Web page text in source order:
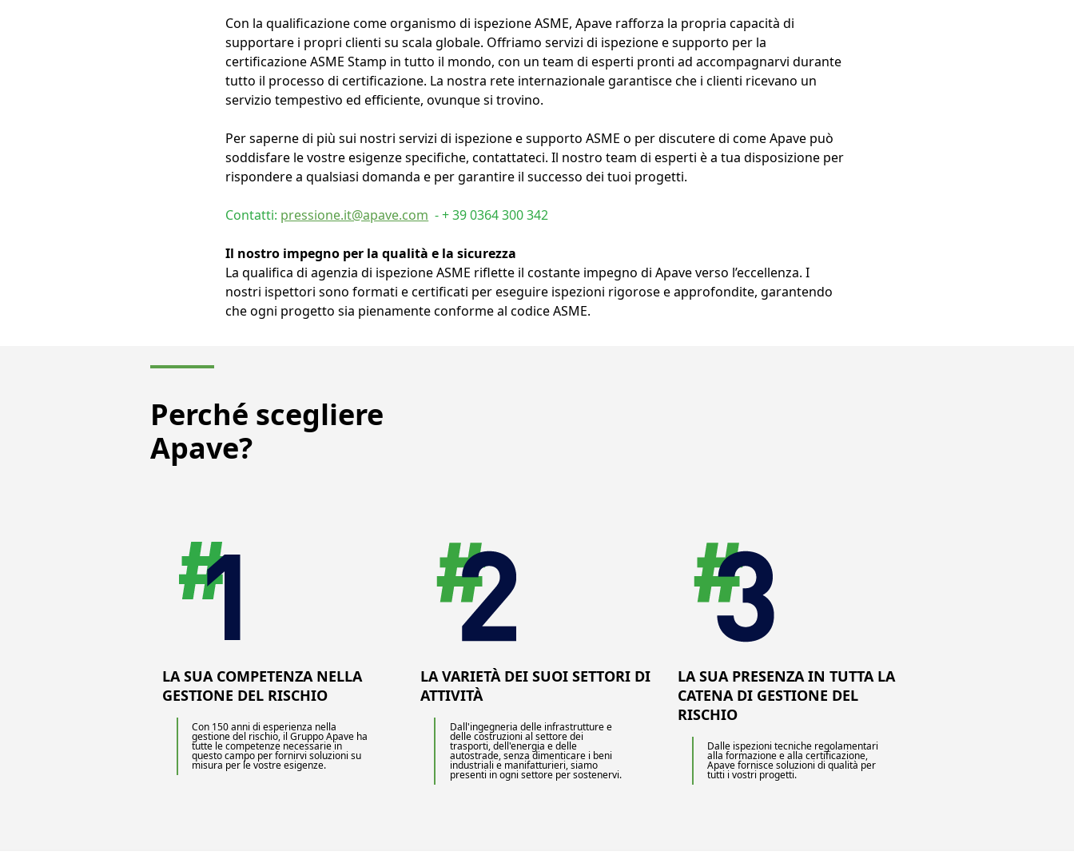
Con la qualificazione come organismo di ispezione ASME, Apave rafforza la propria capacità di
supportare i propri clienti su scala globale. Offriamo servizi di ispezione e supporto per la
certificazione ASME Stamp in tutto il mondo, con un team di esperti pronti ad accompagnarvi durante
tutto il processo di certificazione. La nostra rete internazionale garantisce che i clienti ricevano un
servizio tempestivo ed efficiente, ovunque si trovino.
Per saperne di più sui nostri servizi di ispezione e supporto ASME o per discutere di come Apave può
soddisfare le vostre esigenze specifiche, contattateci. Il nostro team di esperti è a tua disposizione per
rispondere a qualsiasi domanda e per garantire il successo dei tuoi progetti.
Contatti: pressione.it@apave.com - + 39 0364 300 342
Il nostro impegno per la qualità e la sicurezza
La qualifica di agenzia di ispezione ASME riflette il costante impegno di Apave verso l’eccellenza. I
nostri ispettori sono formati e certificati per eseguire ispezioni rigorose e approfondite, garantendo
che ogni progetto sia pienamente conforme al codice ASME.
Perché scegliere
Apave?
LA SUA COMPETENZA NELLA
GESTIONE DEL RISCHIO
Con 150 anni di esperienza nella
gestione del rischio, il Gruppo Apave ha
tutte le competenze necessarie in
questo campo per fornirvi soluzioni su
misura per le vostre esigenze.
LA VARIETÀ DEI SUOI SETTORI DI
ATTIVITÀ
Dall'ingegneria delle infrastrutture e
delle costruzioni al settore dei
trasporti, dell'energia e delle
autostrade, senza dimenticare i beni
industriali e manifatturieri, siamo
presenti in ogni settore per sostenervi.
LA SUA PRESENZA IN TUTTA LA
CATENA DI GESTIONE DEL
RISCHIO
Dalle ispezioni tecniche regolamentari
alla formazione e alla certificazione,
Apave fornisce soluzioni di qualità per
tutti i vostri progetti.